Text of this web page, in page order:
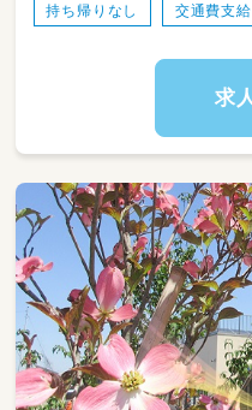
先輩スタッフが
一人ひとりと
やかな保育を実
るあたたかい保
ご興味ある方は
持ち帰りなし 交通費支給
求